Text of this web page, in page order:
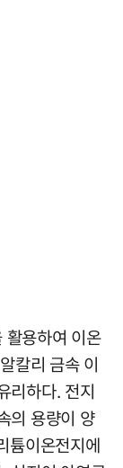
활용하여 이온
칼리 금속 이
리하다. 전지
의 용량이 양
튬이온전지에